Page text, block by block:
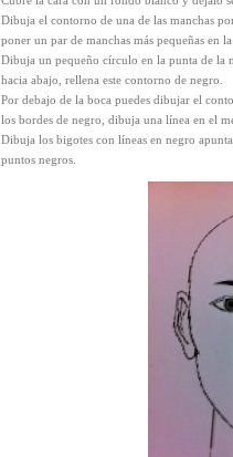
Dibuja el contorno de una de las manchas
poner un par de manchas más pequeñas en
Dibuja un pequeño círculo en la punta de la
hacia abajo, rellena este contorno de negro.
Por debajo de la boca puedes dibujar el
los bordes de negro, dibuja una línea en el
Dibuja los bigotes con líneas en negro
puntos negros.